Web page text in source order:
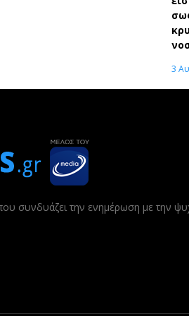
3
συνδυάζει την ενημέρωση με την